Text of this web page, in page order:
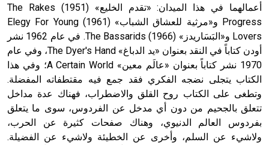
أعمالهما في هذا الميدان: «تقدم الخليع» (1951) The Rakes
Progress و«مرثية للعشاق الشباب» (1961) Elegy For Young
Lovers و«البَسَاريدز» (1966) The Bassarids. في عام 1962 نشر
أودن كتاباً في النقد بعنوان «يد الدباغ» The Dyer's Hand، وفي عام
1970 نشر كتاباً بعنوان «عالَم معين» A Certain World؛ وفي هذا
الكتاب يتجلى نضجه الفكري فقد جمع فيه مقتطفاته المفضلة.
وتطغى على الكتاب روح القلق والاضطراب، فهناك عدة مداخل
تتعلق بالجحيم من دون أي مدخل عن الفردوس، سوى ما يتعلق
بفردوس العالم الدنيوي، وهناك صفحات كثيرة عن الحرب،
ولاشيء عن السلم، وأخرى عن الخطيئة ولاشيء عن الفضيلة.